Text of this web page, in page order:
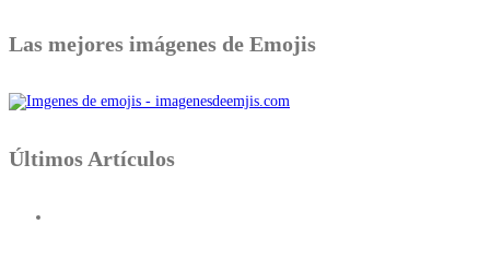
Las mejores imágenes de Emojis
Últimos Artículos